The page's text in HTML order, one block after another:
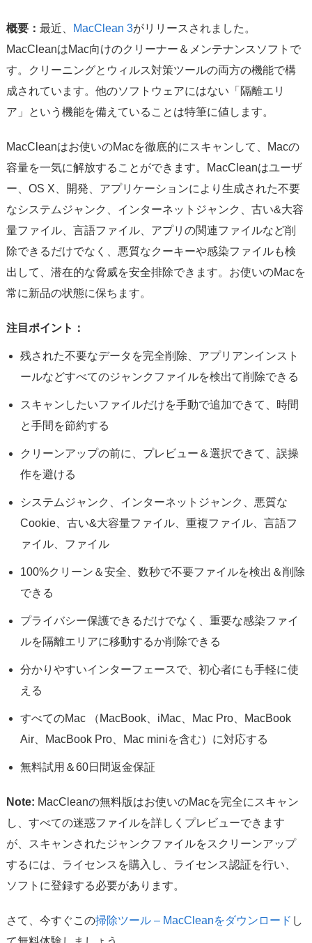
概要： 最近、 MacClean 3がリリースされました。
MacCleanはMac向けのクリーナー＆メンテナンスソフトで
す。クリーニングとウィルス対策ツールの両方の機能で構
成されています。他のソフトウェアにはない「隔離エリ
ア」という機能を備えていることは特筆に値します。
MacCleanはお使いのMacを徹底的にスキャンして、Macの
容量を一気に解放することができます。MacCleanはユーザ
ー、OS X、開発、アプリケーションにより生成された不要
なシステムジャンク、インターネットジャンク、古い&大容
量ファイル、言語ファイル、アプリの関連ファイルなど削
除できるだけでなく、悪質なクーキーや感染ファイルも検
出して、潜在的な脅威を安全排除できます。お使いのMacを
常に新品の状態に保ちます。
注目ポイント：
残された不要なデータを完全削除、アプリアンインスト
ールなどすべてのジャンクファイルを検出て削除できる
スキャンしたいファイルだけを手動で追加できて、時間
と手間を節約する
クリーンアップの前に、プレビュー＆選択できて、誤操
作を避ける
システムジャンク、インターネットジャンク、悪質な
Cookie、古い&大容量ファイル、重複ファイル、言語フ
ァイル、ファイル
100%クリーン＆安全、数秒で不要ファイルを検出＆削除
できる
プライバシー保護できるだけでなく、重要な感染ファイ
ルを隔離エリアに移動するか削除できる
分かりやすいインターフェースで、初心者にも手軽に使
える
すべてのMac （MacBook、iMac、Mac Pro、MacBook
Air、MacBook Pro、Mac miniを含む）に対応する
無料試用＆60日間返金保証
Note: MacCleanの無料版はお使いのMacを完全にスキャン
し、すべての迷惑ファイルを詳しくプレビューできます
が、スキャンされたジャンクファイルをスクリーンアップ
するには、ライセンスを購入し、ライセンス認証を行い、
ソフトに登録する必要があります。
さて、今すぐこの掃除ツール – MacCleanをダウンロード し